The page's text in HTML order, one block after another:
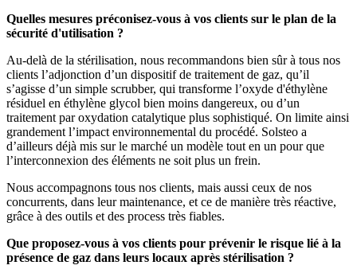
Quelles mesures préconisez-vous à vos clients sur le plan de la
sécurité d'utilisation ?
Au-delà de la stérilisation, nous recommandons bien sûr à tous nos
clients l’adjonction d’un dispositif de traitement de gaz, qu’il
s’agisse d’un simple scrubber, qui transforme l’oxyde d'éthylène
résiduel en éthylène glycol bien moins dangereux, ou d’un
traitement par oxydation catalytique plus sophistiqué. On limite ainsi
grandement l’impact environnemental du procédé. Solsteo a
d’ailleurs déjà mis sur le marché un modèle tout en un pour que
l’interconnexion des éléments ne soit plus un frein.
Nous accompagnons tous nos clients, mais aussi ceux de nos
concurrents, dans leur maintenance, et ce de manière très réactive,
grâce à des outils et des process très fiables.
Que proposez-vous à vos clients pour prévenir le risque lié à la
présence de gaz dans leurs locaux après stérilisation ?